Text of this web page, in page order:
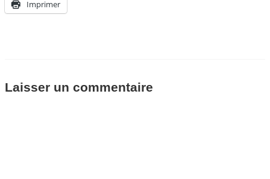
Imprimer
Laisser un commentaire